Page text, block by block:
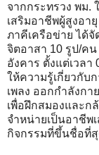
จากกระทรวง พม
เสริมอาชีพผู้สูงอา
ภาคีเครือข่าย ได้จั
จิตอาสา 10 รูป/คน
อังคาร ตั้งแต่เวลา
ให้ความรู้เกี่ยวกับ
เพลง ออกกำลังกา
เพื่อฝึกสมองและก
จำหน่ายเป็นอาชีพ
กิจกรรมที่ขึ้นชื่อที่